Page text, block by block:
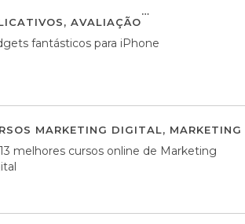
, AVALIAÇÃO
fantásticos para iPhone
MARKETING DIGITAL,
melhores cursos online de Marketing